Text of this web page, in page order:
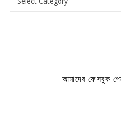
আমাদের ফেসবুক